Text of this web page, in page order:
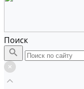
Поиск